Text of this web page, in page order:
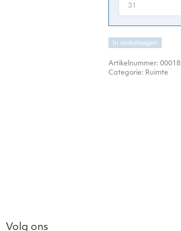
31
In winkelwagen
Artikelnummer: 00018
Categorie: Ruimte
Volg ons